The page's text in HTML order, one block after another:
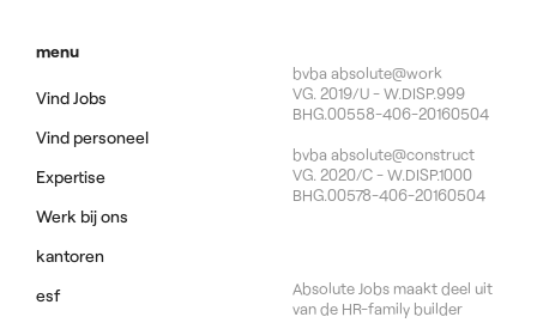
menu
Vind Jobs
Vind personeel
Expertise
Werk bij ons
kantoren
esf
Absolute Jobs maakt deel uit
van de HR-family builder
bvba absolute@work
VG. 2019/U - W.DISP.999
BHG.00558-406-20160504
bvba absolute@construct
VG. 2020/C - W.DISP.1000
BHG.00578-406-20160504